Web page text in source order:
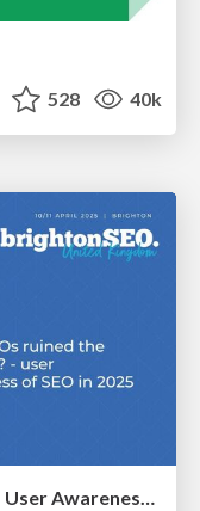
528 40k
Have SEOs Ruined the Internet? - User Awareness of SEO in 2025